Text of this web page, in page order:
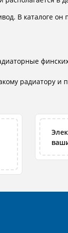
В каталоге
радиатору и